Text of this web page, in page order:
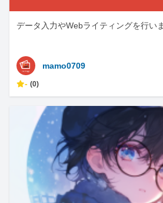
データ入力やWebライティングを行いま
mamo0709
- (0)